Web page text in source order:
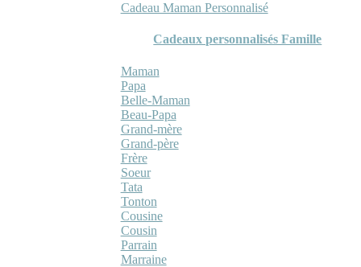
Cadeau Maman Personnalisé
Cadeaux personnalisés Famille
Maman
Papa
Belle-Maman
Beau-Papa
Grand-mère
Grand-père
Frère
Soeur
Tata
Tonton
Cousine
Cousin
Parrain
Marraine